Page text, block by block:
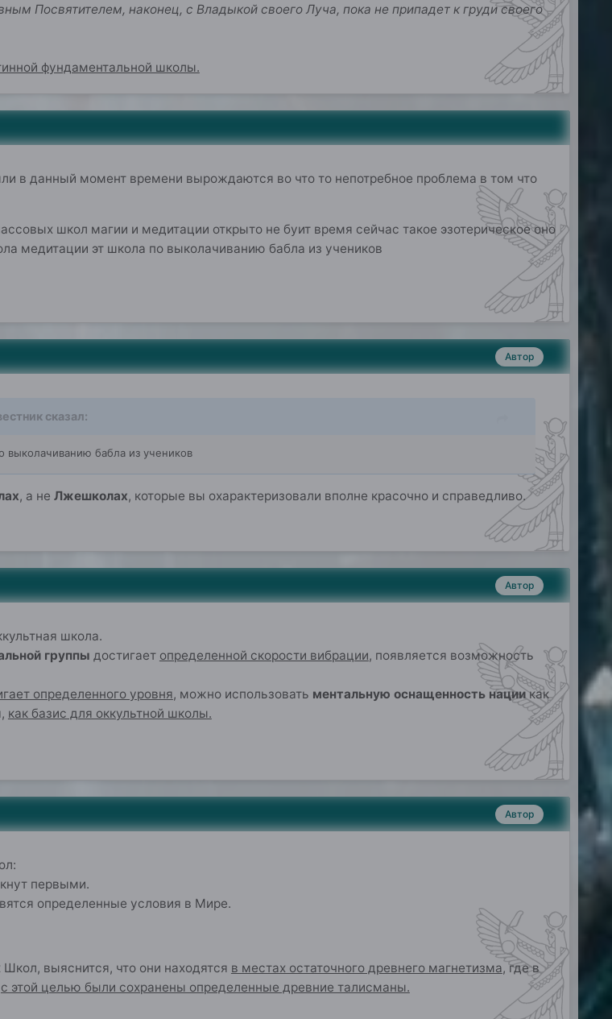
Посвятителем, наконец, с Владыкой своего Луча, пока не припадет к груди своего
фундаментальной школы.
в данный момент времени вырождаются во что то непотребное проблема в том что
школ магии и медитации открыто не буит время сейчас такое эзотерическое оно
медитации эт школа по выколачиванию бабла из учеников
Автор
сказал:
выколачиванию бабла из учеников
, а не Лжешколах, которые вы охарактеризовали вполне красочно и справедливо.
Автор
школа.
группы достигает определенной скорости вибрации, появляется возможность
определенного уровня, можно использовать ментальную оснащенность нациикак
как базис для оккультной школы.
Автор
первыми.
определенные условия в Мире.
выяснится, что они находятся в местах остаточного древнего магнетизма, где в
с этой целью были сохранены определенные древние талисманы.